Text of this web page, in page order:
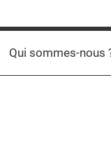
Qui sommes-nous